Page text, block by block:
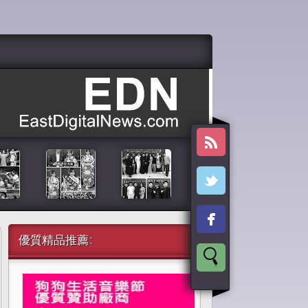
優質精品推薦: